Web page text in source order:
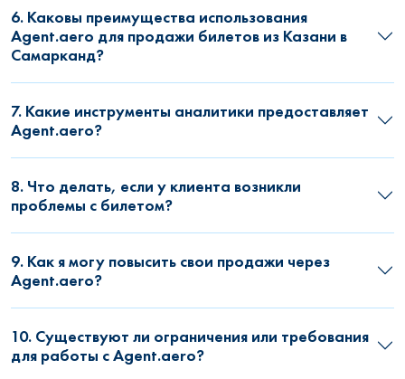
6. Каковы преимущества использования
Agent.aero для продажи билетов из Казани в
Самарканд?
7. Какие инструменты аналитики предоставляет
Agent.aero?
8. Что делать, если у клиента возникли
проблемы с билетом?
9. Как я могу повысить свои продажи через
Agent.aero?
10. Существуют ли ограничения или требования
для работы с Agent.aero?